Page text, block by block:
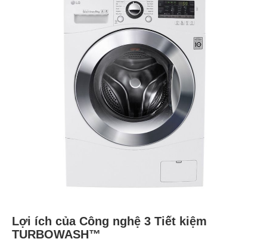
Lợi ích của Công nghệ 3 Tiết kiệm
TURBOWASH™